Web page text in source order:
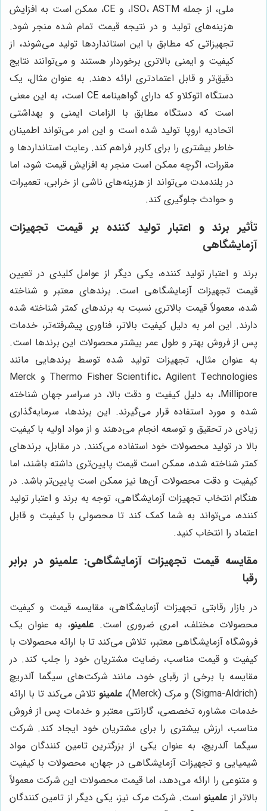
ملی، از جمله ISO، ASTM، و CE، ممکن است به افزایش
هزینه‌های تولید و در نتیجه قیمت تمام شده منجر شود.
تجهیزاتی که مطابق با این استانداردها تولید می‌شوند، از
کیفیت و ایمنی بالاتری برخوردار هستند و می‌توانند نتایج
دقیق‌تر و قابل اعتمادتری ارائه دهند. به عنوان مثال، یک
دستگاه اتوکلاو که دارای گواهینامه CE است، به این معنی
است که دستگاه مطابق با الزامات ایمنی و بهداشتی
اتحادیه اروپا تولید شده است و این امر می‌تواند اطمینان
خاطر بیشتری را برای کاربر فراهم کند. رعایت استانداردها و
مقررات، اگرچه ممکن است منجر به افزایش قیمت شود، اما
در بلندمدت می‌تواند از هزینه‌های ناشی از خرابی، تعمیرات
و حوادث جلوگیری کند.
تأثیر برند و اعتبار تولید کننده بر قیمت تجهیزات
آزمایشگاهی
برند و اعتبار تولید کننده، یکی دیگر از عوامل کلیدی در تعیین
قیمت تجهیزات آزمایشگاهی است. برندهای معتبر و شناخته
شده، معمولاً قیمت بالاتری نسبت به برندهای کمتر شناخته شده
دارند. این امر به دلیل کیفیت بالاتر، فناوری پیشرفته‌تر، خدمات
پس از فروش بهتر و طول عمر بیشتر محصولات این برندها است.
به عنوان مثال، تجهیزات تولید شده توسط برندهایی مانند
Thermo Fisher Scientific، Agilent Technologies و Merck
Millipore، به دلیل کیفیت و دقت بالا، در سراسر جهان شناخته
شده و مورد استفاده قرار می‌گیرند. این برندها، سرمایه‌گذاری
زیادی در تحقیق و توسعه انجام می‌دهند و از مواد اولیه با کیفیت
بالا در تولید محصولات خود استفاده می‌کنند. در مقابل، برندهای
کمتر شناخته شده، ممکن است قیمت پایین‌تری داشته باشند، اما
کیفیت و دقت محصولات آن‌ها نیز ممکن است پایین‌تر باشد. در
هنگام انتخاب تجهیزات آزمایشگاهی، توجه به برند و اعتبار تولید
کننده، می‌تواند به شما کمک کند تا محصولی با کیفیت و قابل
اعتماد را انتخاب کنید.
مقایسه قیمت تجهیزات آزمایشگاهی: علمینو در برابر
رقبا
در بازار رقابتی تجهیزات آزمایشگاهی، مقایسه قیمت و کیفیت
محصولات مختلف، امری ضروری است. علمینو، به عنوان یک
فروشگاه آزمایشگاهی معتبر، تلاش می‌کند تا با ارائه محصولات با
کیفیت و قیمت مناسب، رضایت مشتریان خود را جلب کند. در
مقایسه با برخی از رقبای خود، مانند شرکت‌های سیگما آلدریچ
(Sigma-Aldrich) و مرک (Merck)،
علمینو تلاش می‌کند تا با ارائه
خدمات مشاوره تخصصی، گارانتی معتبر و خدمات پس از فروش
مناسب، ارزش بیشتری را برای مشتریان خود ایجاد کند. شرکت
سیگما آلدریچ، به عنوان یکی از بزرگترین تامین کنندگان مواد
شیمیایی و تجهیزات آزمایشگاهی در جهان، محصولات با کیفیت
و متنوعی را ارائه می‌دهد، اما قیمت محصولات این شرکت معمولاً
بالاتر از علمینو است. شرکت مرک نیز، یکی دیگر از تامین کنندگان